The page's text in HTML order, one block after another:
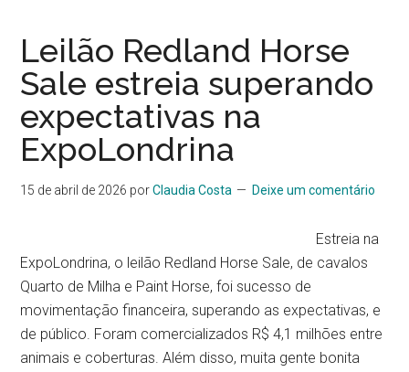
Leilão Redland Horse
Sale estreia superando
expectativas na
ExpoLondrina
15 de abril de 2026 porClaudia Costa Deixe um comentário
Estreia na
ExpoLondrina, o leilão Redland Horse Sale, de cavalos
Quarto de Milha e Paint Horse, foi sucesso de
movimentação financeira, superando as expectativas, e
de público. Foram comercializados R$ 4,1 milhões entre
animais e coberturas. Além disso, muita gente bonita